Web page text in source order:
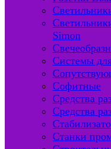
Simon
Системы
Софитные
Средства
Средства
Станки